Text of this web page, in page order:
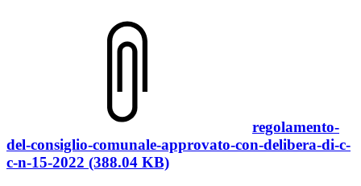
regolamento-
del-consiglio-comunale-approvato-con-delibera-di-c-
c-n-15-2022 (388.04 KB)